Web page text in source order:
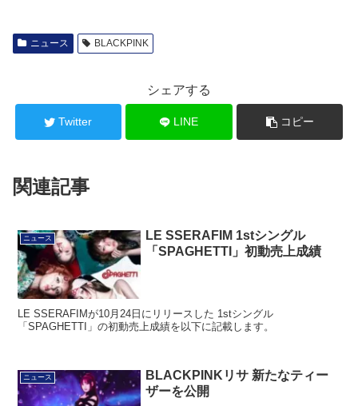
ニュース BLACKPINK
シェアする
Twitter LINE コピー
関連記事
ニュース
LE SSERAFIM 1stシングル
「SPAGHETTI」初動売上成績
LE SSERAFIMが10月24日にリリースした 1stシングル
「SPAGHETTI」の初動売上成績を以下に記載します。
ニュース
BLACKPINKリサ 新たなティー
ザーを公開